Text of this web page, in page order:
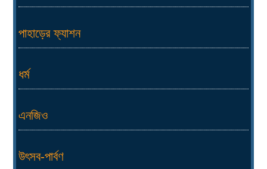
পাহাড়ের ফ্যাশন
ধর্ম
এনজিও
উৎসব-পার্বণ